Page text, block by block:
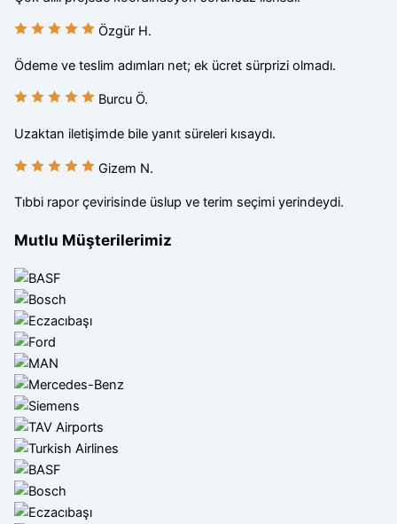
Özgür H.
Ödeme ve teslim adımları net; ek ücret sürprizi olmadı.
Burcu Ö.
Uzaktan iletişimde bile yanıt süreleri kısaydı.
Gizem N.
Tıbbi rapor çevirisinde üslup ve terim seçimi yerindeydi.
Mutlu Müşterilerimiz